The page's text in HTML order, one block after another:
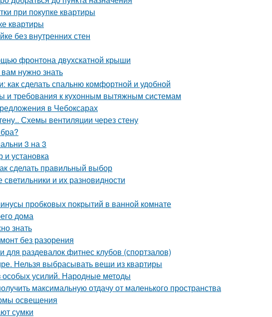
при покупке квартиры
квартиры
без внутренних стен
фронтона двухскатной крыши
нужно знать
как сделать спальню комфортной и удобной
и требования к кухонным вытяжным системам
в Чебоксарах
Схемы вентиляции через стену
3 на 3
и установка
сделать правильный выбор
и их разновидности
пробковых покрытий в ванной комнате
дома
знать
без разорения
раздевалок фитнес клубов (спортзалов)
Нельзя выбрасывать вещи из квартиры
усилий. Народные методы
максимальную отдачу от маленького пространства
освещения
сумки